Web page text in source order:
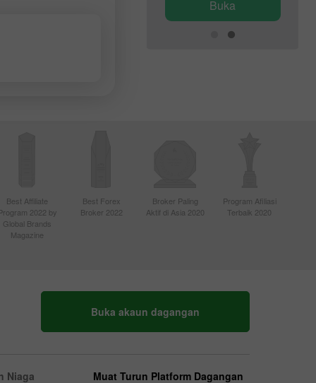
Buka
Best Affiliate
2022 by
Global Brands
Magazine
Best Forex
Broker 2022
Broker Paling
Aktif di Asia 2020
Program Afiliasi
Terbaik 2020
Buka akaun dagangan
Niaga
Muat Turun Platform Dagangan